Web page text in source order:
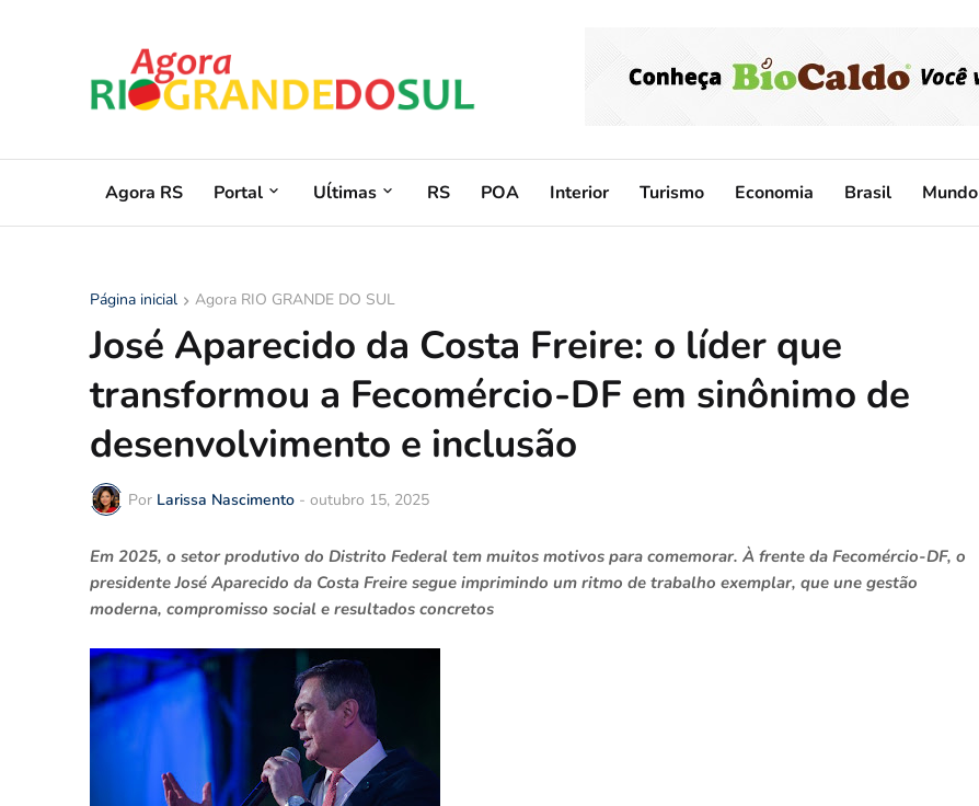
Agora RS Portal Uĺtimas RS POA Interior Turismo Economia Brasil Mundo
Página inicial Agora RIO GRANDE DO SUL
José Aparecido da Costa Freire: o líder que
transformou a Fecomércio-DF em sinônimo de
desenvolvimento e inclusão
Por Larissa Nascimento - outubro 15, 2025
Em 2025, o setor produtivo do Distrito Federal tem muitos motivos para comemorar. À frente da Fecomércio-DF, o
presidente José Aparecido da Costa Freire segue imprimindo um ritmo de trabalho exemplar, que une gestão
moderna, compromisso social e resultados concretos